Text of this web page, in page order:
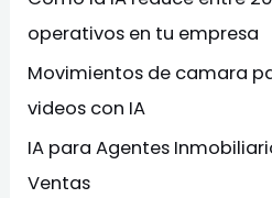
operativos en tu empresa
Movimientos de camara
videos con IA
IA para Agentes
Ventas